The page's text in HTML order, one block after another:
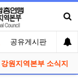
공유게시판 선거
강원지역본부 소식지